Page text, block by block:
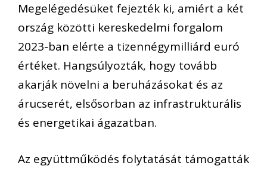
Megelégedésüket fejezték ki, amiért a két
ország közötti kereskedelmi forgalom
2023-ban elérte a tizennégymilliárd euró
értéket. Hangsúlyozták, hogy tovább
akarják növelni a beruházásokat és az
árucserét, elsősorban az infrastrukturális
és energetikai ágazatban.
Az együttműködés folytatását támogatták